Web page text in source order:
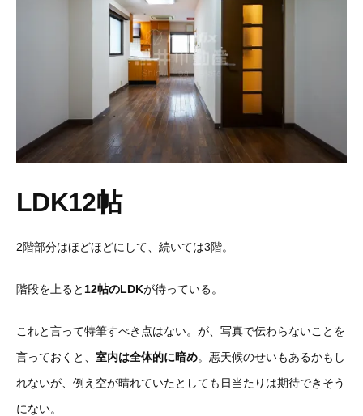
LDK12帖
2階部分はほどほどにして、続いては3階。
階段を上ると 12帖のLDKが待っている。
これと言って特筆すべき点はない。が、写真で伝わらないことを
言っておくと、 室内は全体的に暗め。悪天候のせいもあるかもし
れないが、例え空が晴れていたとしても日当たりは期待できそう
にない。